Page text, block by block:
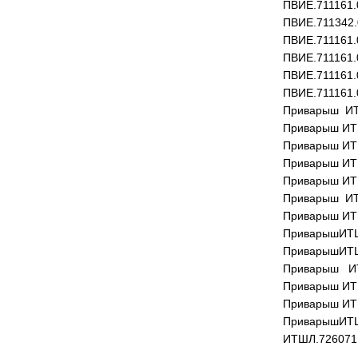
Приварыш
Приварыш
Приварыш
Приварыш
Приварыш
Приварыш
Приварыш
Приварыш
Приварыш
Приварыш